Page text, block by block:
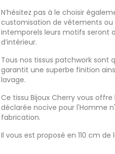
N’hésitez pas à le choisir
customisation de vêtements ou
intemporels leurs motifs seront
d’intérieur.
Tous nos tissus patchwork sont
garantit une superbe finition
lavage.
Ce tissu Bijoux Cherry vous
déclarée nocive pour l'Homme
fabrication.
Il vous est proposé en 110 cm de